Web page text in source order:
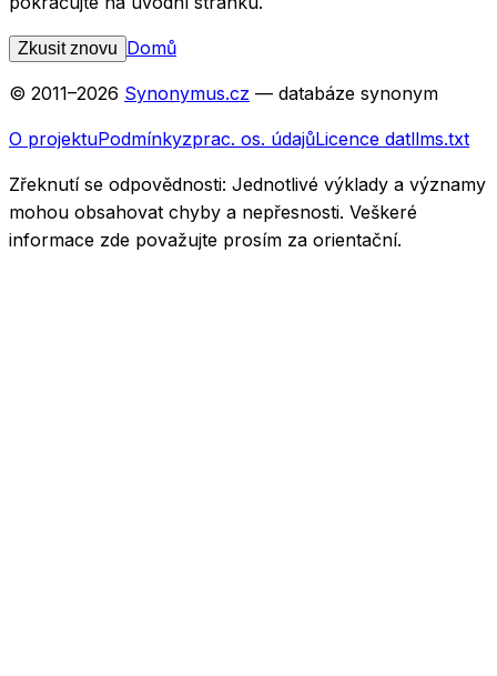
Zkusit znovu Domů
© 2011–2026 Synonymus.cz — databáze synonym
O projektuPodmínkyzprac. os. údajůLicence datllms.txt
Zřeknutí se odpovědnosti: Jednotlivé výklady a významy
mohou obsahovat chyby a nepřesnosti. Veškeré
informace zde považujte prosím za orientační.